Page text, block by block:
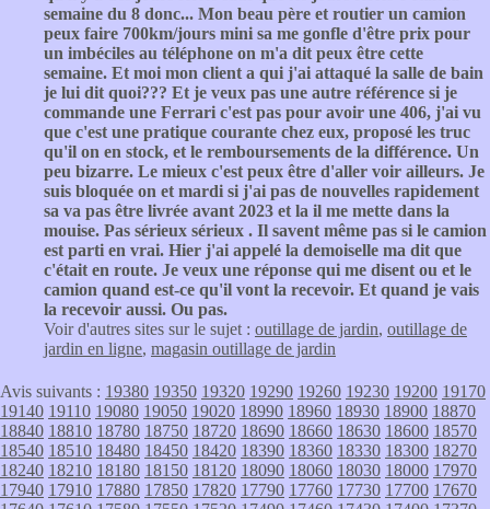
semaine du 8 donc... Mon beau père et routier un camion
peux faire 700km/jours mini sa me gonfle d'être prix pour
un imbéciles au téléphone on m'a dit peux être cette
semaine. Et moi mon client a qui j'ai attaqué la salle de bain
je lui dit quoi??? Et je veux pas une autre référence si je
commande une Ferrari c'est pas pour avoir une 406, j'ai vu
que c'est une pratique courante chez eux, proposé les truc
qu'il on en stock, et le remboursements de la différence. Un
peu bizarre. Le mieux c'est peux être d'aller voir ailleurs. Je
suis bloquée on et mardi si j'ai pas de nouvelles rapidement
sa va pas être livrée avant 2023 et la il me mette dans la
mouise. Pas sérieux sérieux . Il savent même pas si le camion
est parti en vrai. Hier j'ai appelé la demoiselle ma dit que
c'était en route. Je veux une réponse qui me disent ou et le
camion quand est-ce qu'il vont la recevoir. Et quand je vais
la recevoir aussi. Ou pas.
Voir d'autres sites sur le sujet : outillage de jardin, outillage de
jardin en ligne, magasin outillage de jardin
Avis suivants : 19380 19350 19320 19290 19260 19230 19200 19170
19140 19110 19080 19050 19020 18990 18960 18930 18900 18870
18840 18810 18780 18750 18720 18690 18660 18630 18600 18570
18540 18510 18480 18450 18420 18390 18360 18330 18300 18270
18240 18210 18180 18150 18120 18090 18060 18030 18000 17970
17940 17910 17880 17850 17820 17790 17760 17730 17700 17670